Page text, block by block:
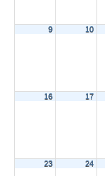
9 10
16 17
23 24